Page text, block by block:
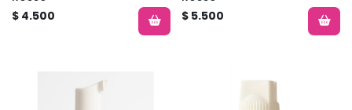
$ 4.500
$ 5.500